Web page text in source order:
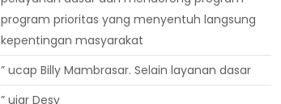
program prioritas yang menyentuh langsung
kepentingan masyarakat
” ucap Billy Mambrasar. Selain layanan dasar
” ujar Desy